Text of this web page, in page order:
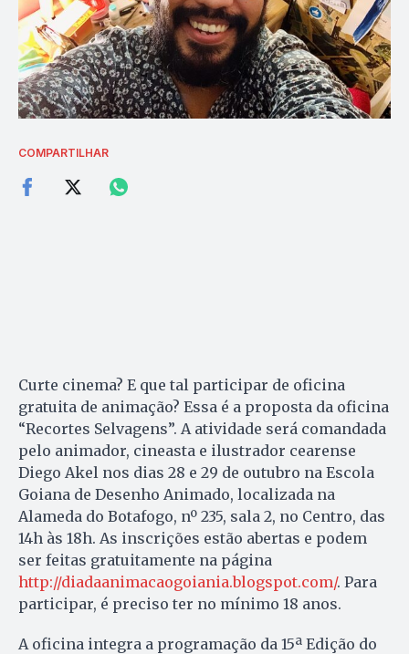
COMPARTILHAR
Curte cinema? E que tal participar de oficina
gratuita de animação? Essa é a proposta da oficina
“Recortes Selvagens”. A atividade será comandada
pelo animador, cineasta e ilustrador cearense
Diego Akel nos dias 28 e 29 de outubro na Escola
Goiana de Desenho Animado, localizada na
Alameda do Botafogo, nº 235, sala 2, no Centro, das
14h às 18h. As inscrições estão abertas e podem
ser feitas gratuitamente na página
http://diadaanimacaogoiania.blogspot.com/. Para
participar, é preciso ter no mínimo 18 anos.
A oficina integra a programação da 15ª Edição do